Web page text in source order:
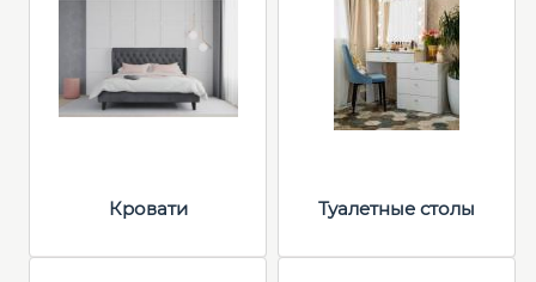
Кровати Туалетные столы